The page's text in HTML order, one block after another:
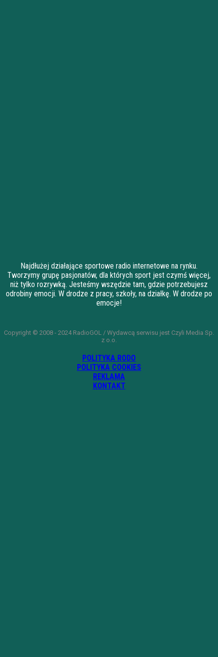
Najdłużej działające sportowe radio internetowe na rynku.
Tworzymy grupę pasjonatów, dla których sport jest czymś więcej,
niż tylko rozrywką. Jesteśmy wszędzie tam, gdzie potrzebujesz
odrobiny emocji. W drodze z pracy, szkoły, na działkę. W drodze po
emocje!
Copyright © 2008 - 2024 RadioGOL / Wydawcą serwisu jest Czyli Media Sp.
z o.o.
POLITYKA RODO
POLITYKA COOKIES
REKLAMA
KONTAKT